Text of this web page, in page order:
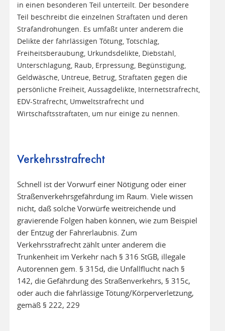
in einen besonderen Teil unterteilt. Der besondere
Teil beschreibt die einzelnen Straftaten und deren
Strafandrohungen. Es umfaßt unter anderem die
Delikte der fahrlässigen Tötung, Totschlag,
Freiheitsberaubung, Urkundsdelikte, Diebstahl,
Unterschlagung, Raub, Erpressung, Begünstigung,
Geldwäsche, Untreue, Betrug, Straftaten gegen die
persönliche Freiheit, Aussagdelikte, Internetstrafrecht,
EDV-Strafrecht, Umweltstrafrecht und
Wirtschaftsstraftaten, um nur einige zu nennen.
Verkehrsstrafrecht
Schnell ist der Vorwurf einer Nötigung oder einer
Straßenverkehrsgefährdung im Raum. Viele wissen
nicht, daß solche Vorwürfe weitreichende und
gravierende Folgen haben können, wie zum Beispiel
der Entzug der Fahrerlaubnis. Zum
Verkehrsstrafrecht zählt unter anderem die
Trunkenheit im Verkehr nach § 316 StGB, illegale
Autorennen gem. § 315d, die Unfallflucht nach §
142, die Gefährdung des Straßenverkehrs, § 315c,
oder auch die fahrlässige Tötung/Körperverletzung,
gemäß § 222, 229